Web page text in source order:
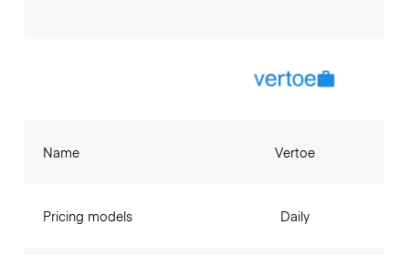
Name
Pricing models
Vertoe
Daily